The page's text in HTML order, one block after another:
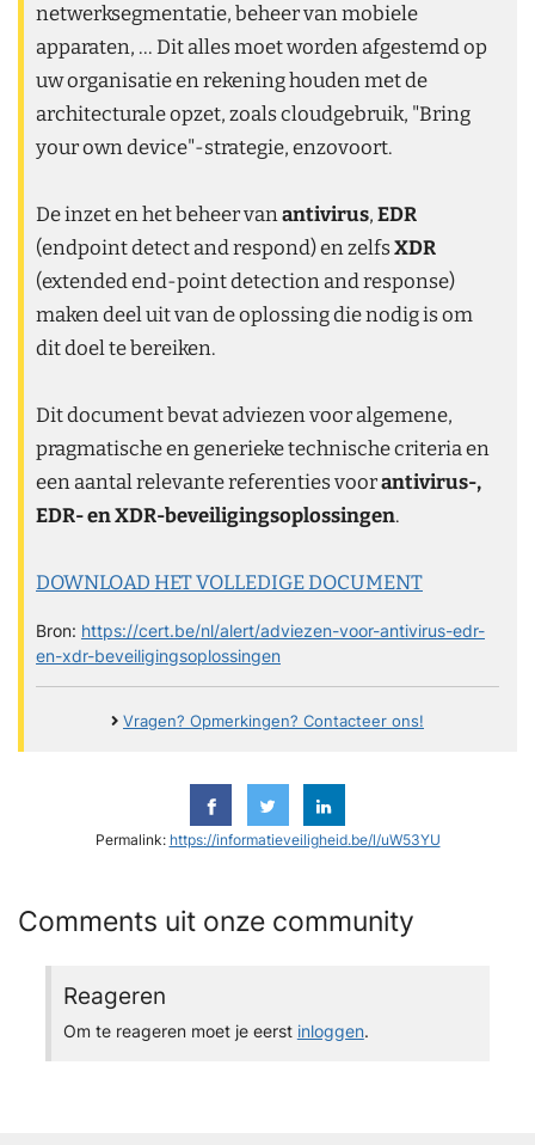
netwerksegmentatie, beheer van mobiele
apparaten, ... Dit alles moet worden afgestemd op
uw organisatie en rekening houden met de
architecturale opzet, zoals cloudgebruik, "Bring
your own device"-strategie, enzovoort.
De inzet en het beheer vanantivirus, EDR
(endpoint detect and respond) en zelfsXDR
(extended end-point detection and response)
maken deel uit van de oplossing die nodig is om
dit doel te bereiken.
Dit document bevat adviezen voor algemene,
pragmatische en generieke technische criteria en
een aantal relevante referenties voorantivirus-,
EDR- en XDR-beveiligingsoplossingen.
DOWNLOAD HET VOLLEDIGE DOCUMENT
Bron: https://cert.be/nl/alert/adviezen-voor-antivirus-edr-
en-xdr-beveiligingsoplossingen
Vragen? Opmerkingen? Contacteer ons!
Permalink: https://informatieveiligheid.be/l/uW53YU
Comments uit onze community
Reageren
Om te reageren moet je eerst inloggen.